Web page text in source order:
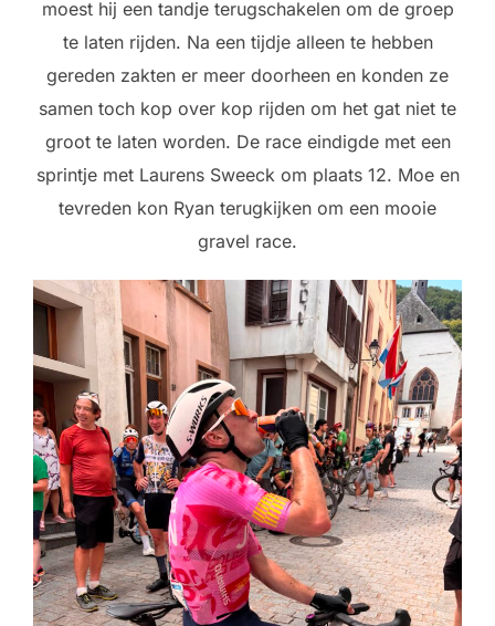
moest hij een tandje terugschakelen om de groep
te laten rijden. Na een tijdje alleen te hebben
gereden zakten er meer doorheen en konden ze
samen toch kop over kop rijden om het gat niet te
groot te laten worden. De race eindigde met een
sprintje met Laurens Sweeck om plaats 12. Moe en
tevreden kon Ryan terugkijken om een mooie
gravel race.